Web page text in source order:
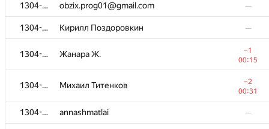
1304-5705 obzix.prog01@gmail.com —
1304-5705 Кирилл Поздоровкин —
1304-5705 Жанара Ж.
−1
00:15
1304-5705 Михаил Титенков
−2
00:31
1304-5705 annashmatlai —
evgeny.ef71
max2000.139@gmail.com
—
1304-5705 Dub1rov —
—
1304-5705 Saveliy —